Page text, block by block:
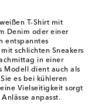
T-Shirt mit
Denim oder einer
entspanntes
schlichten Sneakers
in einer
Modell dient auch als
es bei kühleren
Vielseitigkeit sorgt
anpasst.